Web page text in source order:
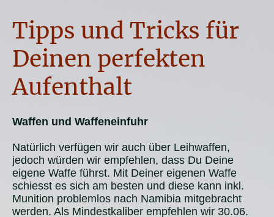
Tipps und Tricks für
Deinen perfekten
Aufenthalt
Waffen und Waffeneinfuhr
Natürlich verfügen wir auch über Leihwaffen,
jedoch würden wir empfehlen, dass Du Deine
eigene Waffe führst. Mit Deiner eigenen Waffe
schiesst es sich am besten und diese kann inkl.
Munition problemlos nach Namibia mitgebracht
werden. Als Mindestkaliber empfehlen wir 30.06.